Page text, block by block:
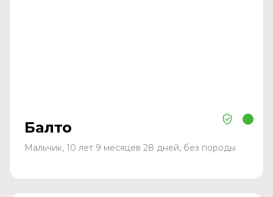
Балто
Мальчик, 10 лет 9 месяцев 28 дней, без породы